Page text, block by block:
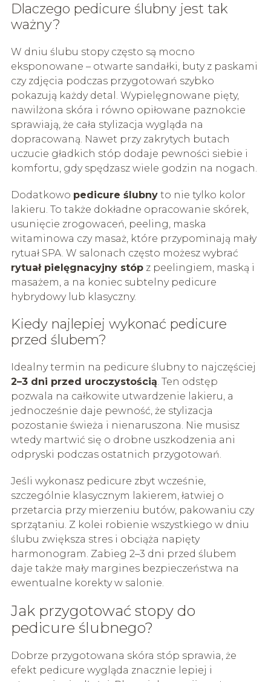
Dlaczego pedicure ślubny jest tak
ważny?
W dniu ślubu stopy często są mocno
eksponowane – otwarte sandałki, buty z paskami
czy zdjęcia podczas przygotowań szybko
pokazują każdy detal. Wypielęgnowane pięty,
nawilżona skóra i równo opiłowane paznokcie
sprawiają, że cała stylizacja wygląda na
dopracowaną. Nawet przy zakrytych butach
uczucie gładkich stóp dodaje pewności siebie i
komfortu, gdy spędzasz wiele godzin na nogach.
Dodatkowo pedicure ślubnyto nie tylko kolor
lakieru. To także dokładne opracowanie skórek,
usunięcie zrogowaceń, peeling, maska
witaminowa czy masaż, które przypominają mały
rytuał SPA. W salonach często możesz wybrać
rytuał pielęgnacyjny stópz peelingiem, maską i
masażem, a na koniec subtelny pedicure
hybrydowy lub klasyczny.
Kiedy najlepiej wykonać pedicure
przed ślubem?
Idealny termin na pedicure ślubny to najczęściej
2–3 dni przed uroczystością. Ten odstęp
pozwala na całkowite utwardzenie lakieru, a
jednocześnie daje pewność, że stylizacja
pozostanie świeża i nienaruszona. Nie musisz
wtedy martwić się o drobne uszkodzenia ani
odpryski podczas ostatnich przygotowań.
Jeśli wykonasz pedicure zbyt wcześnie,
szczególnie klasycznym lakierem, łatwiej o
przetarcia przy mierzeniu butów, pakowaniu czy
sprzątaniu. Z kolei robienie wszystkiego w dniu
ślubu zwiększa stres i obciąża napięty
harmonogram. Zabieg 2–3 dni przed ślubem
daje także mały margines bezpieczeństwa na
ewentualne korekty w salonie.
Jak przygotować stopy do
pedicure ślubnego?
Dobrze przygotowana skóra stóp sprawia, że
efekt pedicure wygląda znacznie lepiej i